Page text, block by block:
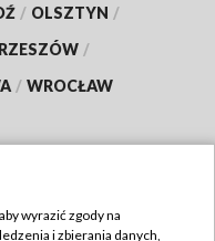
/ OLSZTYN /
RZESZÓW /
/ WROCŁAW
wyrazić zgody na
i zbierania danych,